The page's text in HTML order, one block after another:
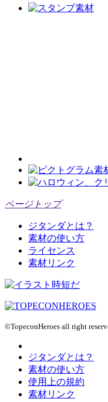
ページトップ
ジタンダとは？
素材の使い方
ライセンス
素材リンク
©TopeconHeroes all right
ジタンダとは？
素材の使い方
使用上の規約
素材リンク